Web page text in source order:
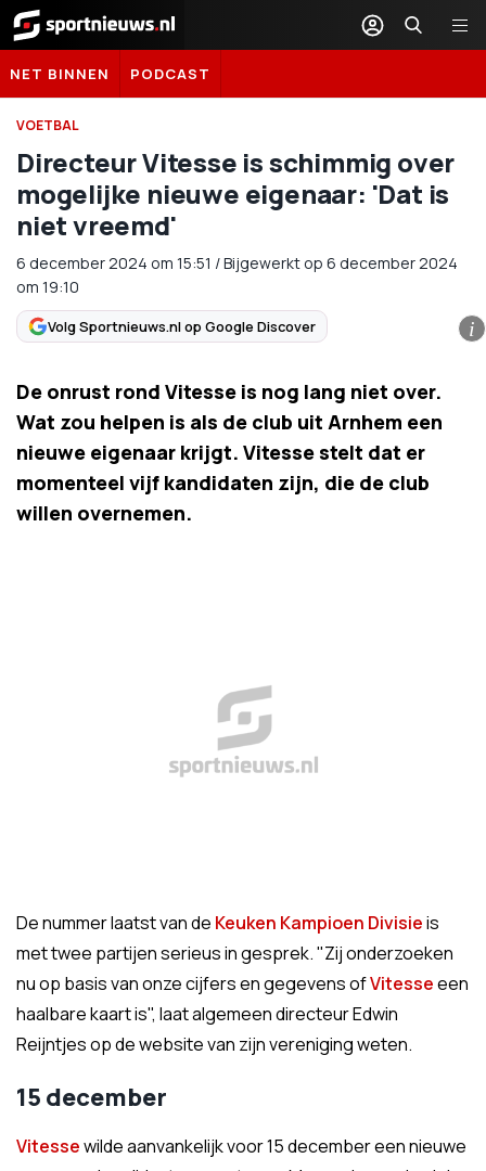
Sportnieuws.nl
NET BINNEN PODCAST
VOETBAL
Directeur Vitesse is schimmig over
mogelijke nieuwe eigenaar: 'Dat is
niet vreemd'
6 december 2024 om 15:51 /Bijgewerkt op 6 december 2024
om 19:10
Volg Sportnieuws.nl op Google Discover i
De onrust rond Vitesse is nog lang niet over.
Wat zou helpen is als de club uit Arnhem een
nieuwe eigenaar krijgt. Vitesse stelt dat er
momenteel vijf kandidaten zijn, die de club
willen overnemen.
De nummer laatst van de Keuken Kampioen Divisieis
met twee partijen serieus in gesprek. "Zij onderzoeken
nu op basis van onze cijfers en gegevens ofVitesseeen
haalbare kaart is", laat algemeen directeur Edwin
Reijntjes op de website van zijn vereniging weten.
15 december
Vitessewilde aanvankelijk voor 15 december een nieuwe